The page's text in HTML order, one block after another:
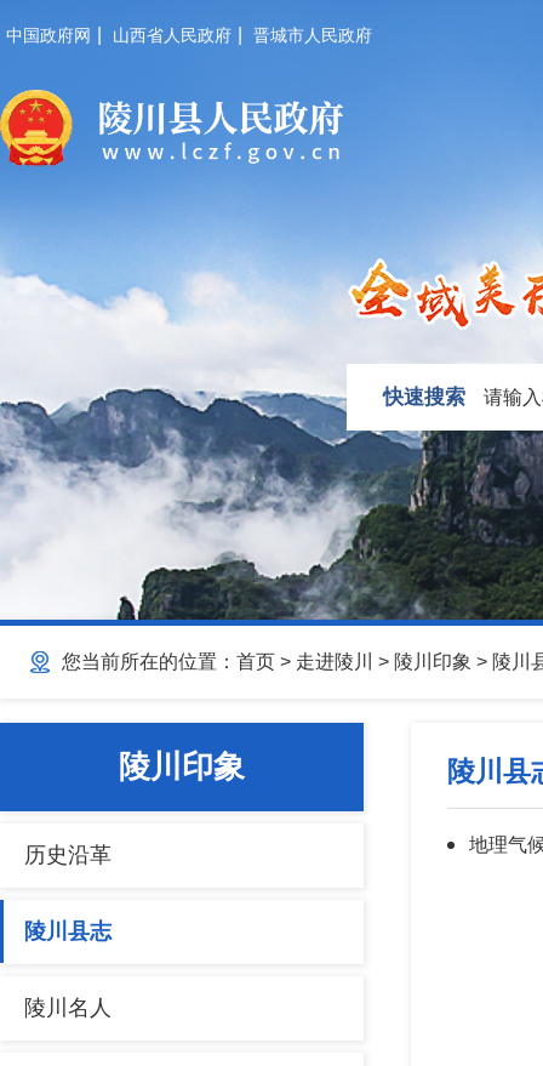
中国政府网 山西省人民政府 晋城市人民政府
快速搜索
您当前所在的位置： 首页 > 走进陵川 > 陵川印象 > 陵川
陵川印象
历史沿革
陵川县志
陵川名人
陵川县
地理气